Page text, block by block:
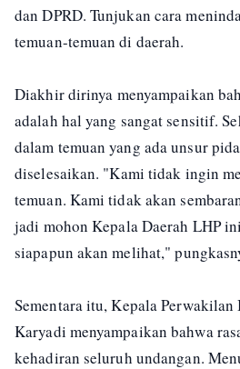
dan DPRD. Tunjukan cara
temuan-temuan di daerah.
Diakhir dirinya menyampaikan
adalah hal yang sangat sensitif.
dalam temuan yang ada unsur
diselesaikan. "Kami tidak ingin
temuan. Kami tidak akan
jadi mohon Kepala Daerah LHP
siapapun akan melihat,"
Sementara itu, Kepala Perwakilan
Karyadi menyampaikan bahwa
kehadiran seluruh undangan.